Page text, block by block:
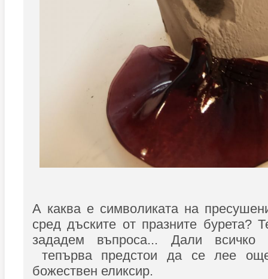
А каква е символиката на
сред дъските от празните бурета?
зададем въпроса... Дали
тепърва предстои да се лее
божествен еликсир.